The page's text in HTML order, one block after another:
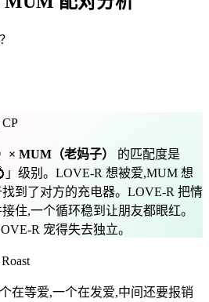
× MUM （老妈子）
的匹配度是
」级别。 LOVE-R 想被爱,MUM 想
到了对方的充电器。LOVE-R 把情
住,一个循环稳到让朋友都眼红。
R 宠得失去独立。
在等爱,一个在发爱,中间还要报销